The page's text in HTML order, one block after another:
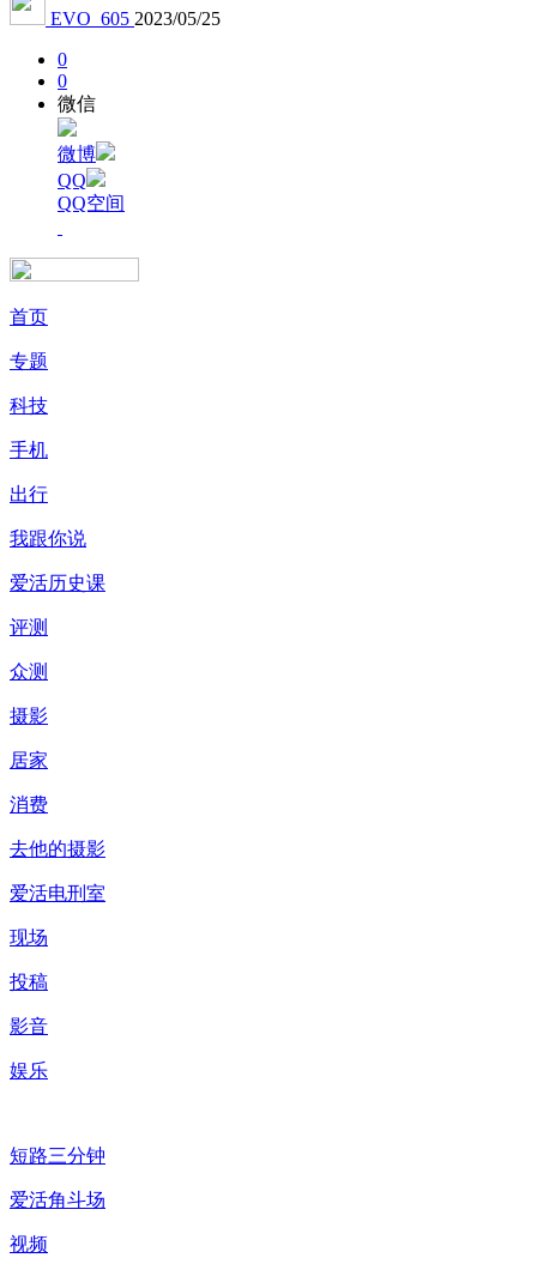
EVO_605 2023/05/25
0
0
微信
微博
QQ
QQ空间
首页
专题
科技
手机
出行
我跟你说
爱活历史课
评测
众测
摄影
居家
消费
去他的摄影
爱活电刑室
现场
投稿
影音
娱乐
短路三分钟
爱活角斗场
视频